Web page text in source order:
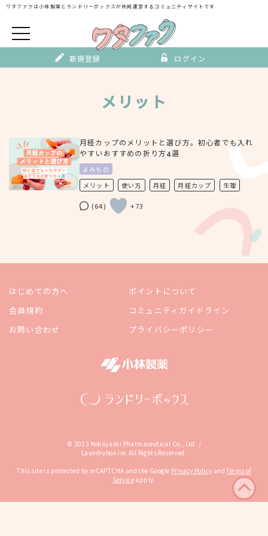
Skip
content
ワタファクは小林製薬とランドリーボックスが共同運営するコミュニティサイトです
新規登録 ログイン
メリット
月経カップのメリットと選び方。初心者でも入れ
やすいおすすめの折り方4選
よみもの
メリット
使い方 月経 月経カップ 生理
(64) +73
はじめての方へ
ポイントについて
会員規約
コミュニティガイドライン
お問い合わせ
プライバシーポリシー
© 2023 Kobayashi Pharmaceutical Co., Ltd. /
Laundrybox.inc All Rights Reserved.
This site is protected by reCAPTCHA and the Google Privacy Policy andTerms of
Service apply.